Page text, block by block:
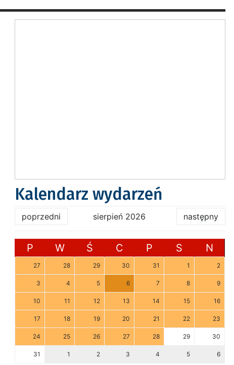
Kalendarz wydarzeń
poprzedni sierpień 2026 następny
P W Ś C P S N
27 28 29 30 31 1 2
3 4 5 6 7 8 9
10 11 12 13 14 15 16
17 18 19 20 21 22 23
24 25 26 27 28 29 30
31 1 2 3 4 5 6